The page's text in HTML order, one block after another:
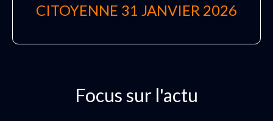
CITOYENNE 31 JANVIER 2026
Focus sur l'actu